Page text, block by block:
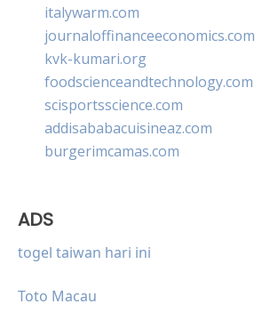
italywarm.com
journaloffinanceeconomics.com
kvk-kumari.org
foodscienceandtechnology.com
scisportsscience.com
addisababacuisineaz.com
burgerimcamas.com
ADS
togel taiwan hari ini
Toto Macau